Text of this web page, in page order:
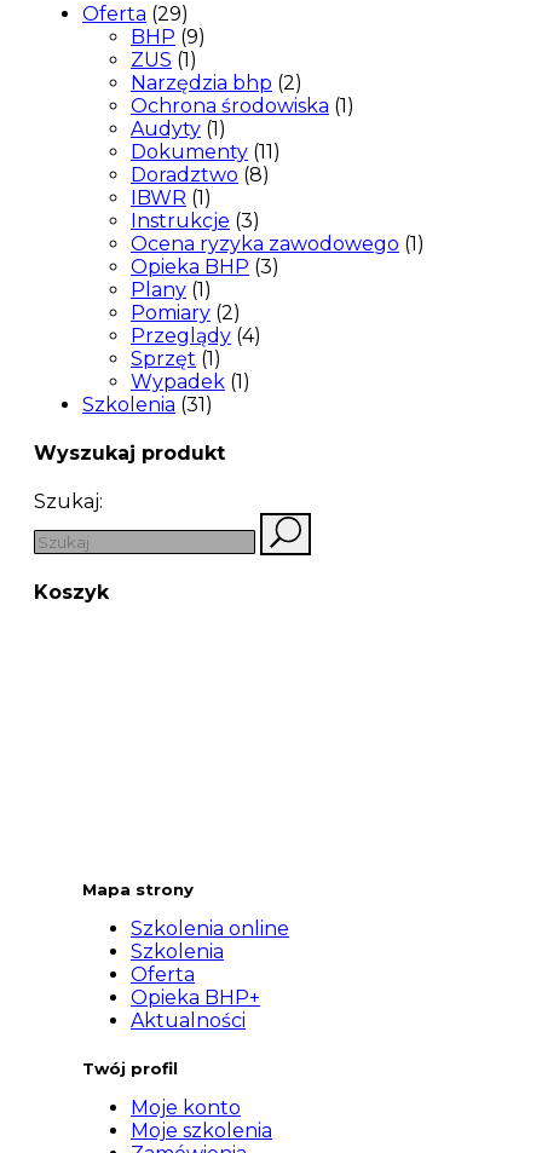
Oferta (29)
BHP (9)
ZUS (1)
Narzędzia bhp (2)
Ochrona środowiska (1)
Audyty (1)
Dokumenty (11)
Doradztwo (8)
IBWR (1)
Instrukcje (3)
Ocena ryzyka zawodowego (1)
Opieka BHP (3)
Plany (1)
Pomiary (2)
Przeglądy (4)
Sprzęt (1)
Wypadek (1)
Szkolenia (31)
Wyszukaj produkt
Szukaj:
Koszyk
Mapa strony
Szkolenia online
Szkolenia
Oferta
Opieka BHP+
Aktualności
Twój profil
Moje konto
Moje szkolenia